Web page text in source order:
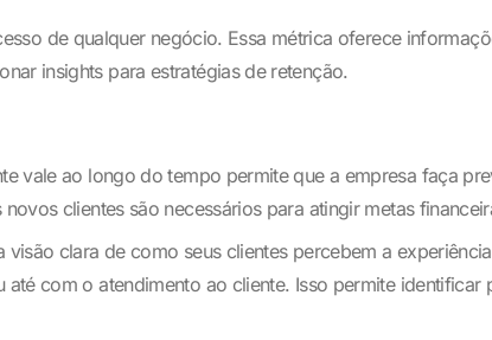
de qualquer negócio. Essa métrica oferece
insights para estratégias de retenção.
vale ao longo do tempo permite que a empresa faça
clientes são necessários para atingir metas
visão clara de como seus clientes percebem a
com o atendimento ao cliente. Isso permite